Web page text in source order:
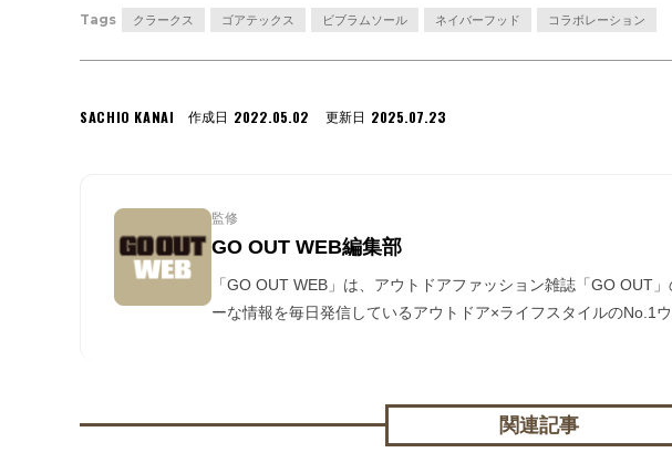
Tags クラークス ゴアテックス ビブラムソール ネイバーフッド コラボレーション
SACHIO KANAI 作成日 2022.05.02 更新日 2025.07.23
監修
GO OUT WEB編集部
「GO OUT WEB」は、アウトドアファッション雑誌「GO OUT
ーな情報を毎日発信しているアウトドア×ライフスタイルのNo.1
関連記事